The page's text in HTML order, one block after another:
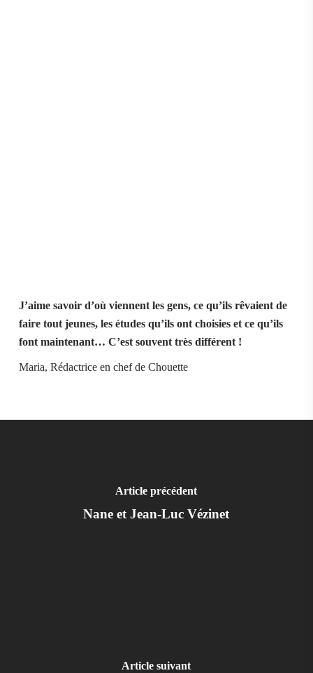
J’aime savoir d’où viennent les gens, ce qu’ils rêvaient de
faire tout jeunes, les études qu’ils ont choisies et ce qu’ils
font maintenant… C’est souvent très différent !
Maria, Rédactrice en chef de Chouette
Article précédent
Nane et Jean-Luc Vézinet
Article suivant